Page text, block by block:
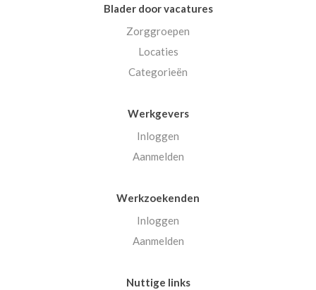
Blader door vacatures
Zorggroepen
Locaties
Categorieën
Werkgevers
Inloggen
Aanmelden
Werkzoekenden
Inloggen
Aanmelden
Nuttige links